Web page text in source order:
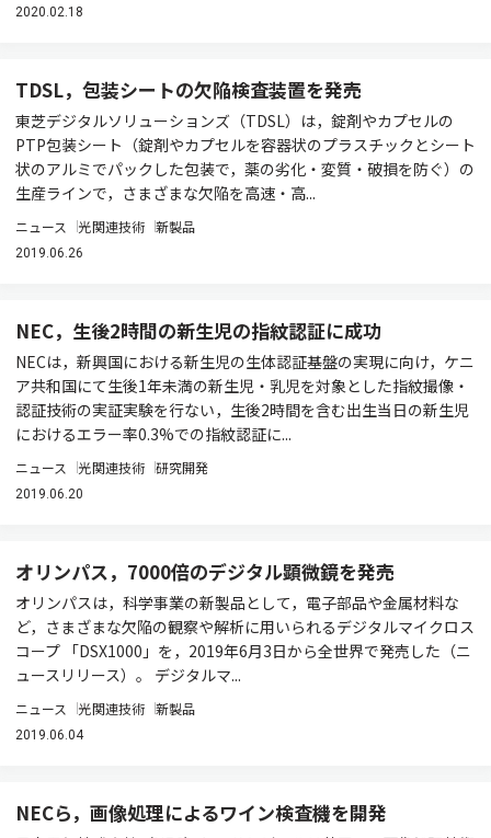
2020.02.18
TDSL，包装シートの欠陥検査装置を発売
東芝デジタルソリューションズ（TDSL）は，錠剤やカプセルの
PTP包装シート（錠剤やカプセルを容器状のプラスチックとシート
状のアルミでパックした包装で，薬の劣化・変質・破損を防ぐ）の
生産ラインで，さまざまな欠陥を高速・高...
ニュース 光関連技術 新製品
2019.06.26
NEC，生後2時間の新生児の指紋認証に成功
NECは，新興国における新生児の生体認証基盤の実現に向け，ケニ
ア共和国にて生後1年未満の新生児・乳児を対象とした指紋撮像・
認証技術の実証実験を行ない，生後2時間を含む出生当日の新生児
におけるエラー率0.3%での指紋認証に...
ニュース 光関連技術 研究開発
2019.06.20
オリンパス，7000倍のデジタル顕微鏡を発売
オリンパスは，科学事業の新製品として，電子部品や金属材料な
ど，さまざまな欠陥の観察や解析に用いられるデジタルマイクロス
コープ 「DSX1000」を，2019年6月3日から全世界で発売した（ニ
ュースリリース）。 デジタルマ...
ニュース 光関連技術 新製品
2019.06.04
NECら，画像処理によるワイン検査機を開発